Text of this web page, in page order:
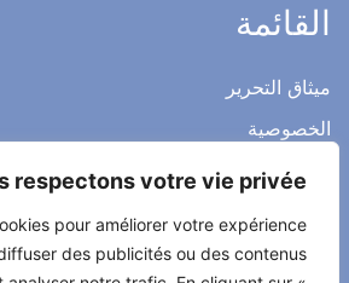
respectons votre vie privée.
pour améliorer votre expérience
des publicités ou des contenus
القائمة
ميثاق التحرير
الخصوصية
الاشعار القانوني
اتصل بنا